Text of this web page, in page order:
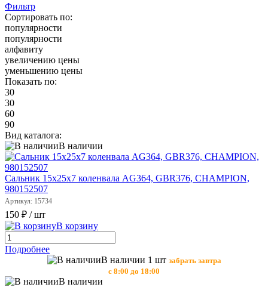
Фильтр
Сортировать по:
популярности
популярности
алфавиту
увеличению цены
уменьшению цены
Показать по:
30
30
60
90
Вид каталога:
В наличии
Сальник 15х25х7 коленвала AG364, GBR376, CHAMPION,
980152507
Артикул: 15734
150 ₽ / шт
В корзину
Подробнее
В наличии 1 шт забрать завтра
с 8:00 до 18:00
В наличии